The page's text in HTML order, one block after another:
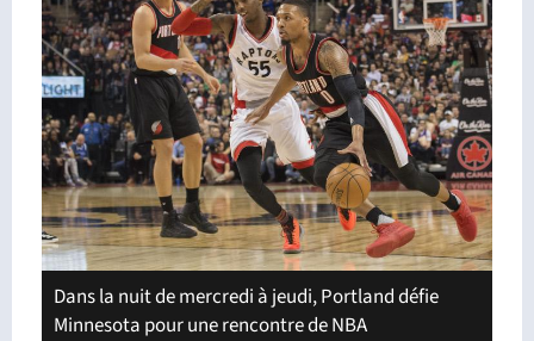
Dans la nuit de mercredi à jeudi, Portland défie
Minnesota pour une rencontre de NBA